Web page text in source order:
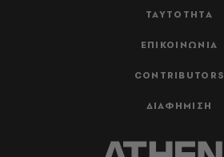
ΤΑΥΤΟΤΗΤΑ
ΕΠΙΚΟΙΝΩΝΙΑ
CONTRIBUTORS
ΔΙΑΦΗΜΙΣΗ